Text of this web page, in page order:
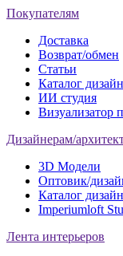
Покупателям
Доставка
Возврат/обмен
Статьи
Каталог
ИИ студия
Визуализатор
Дизайнерам/
3D Модели
Оптовик/
Каталог
Imperiumloft
Лента интерьеров